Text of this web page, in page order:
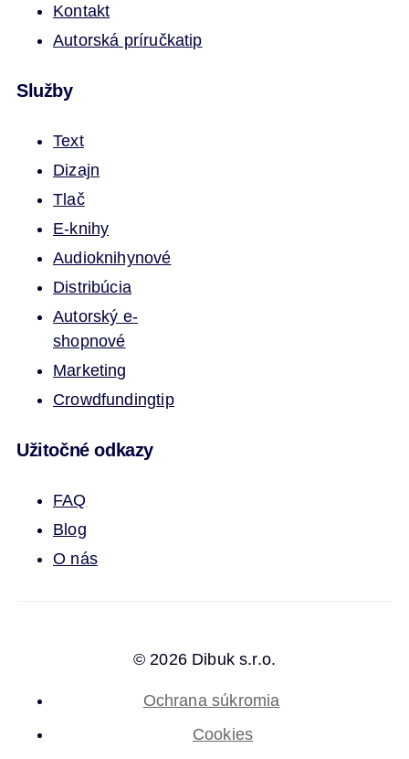
Kontakt
Autorská príručkatip
Služby
Text
Dizajn
Tlač
E-knihy
Audioknihynové
Distribúcia
Autorský e-
shopnové
Marketing
Crowdfundingtip
Užitočné odkazy
FAQ
Blog
O nás
© 2026 Dibuk s.r.o.
Ochrana súkromia
Cookies